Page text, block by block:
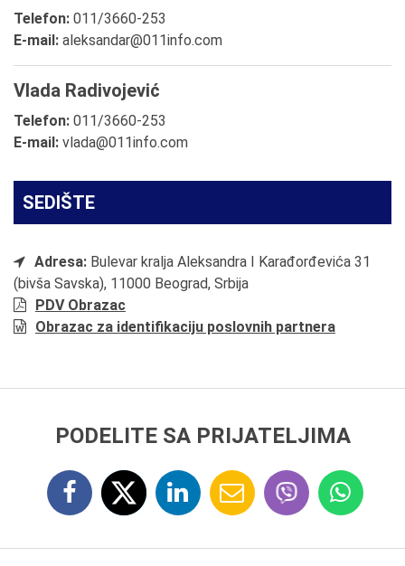
Telefon: 011/3660-253
E-mail: aleksandar@011info.com
Vlada Radivojević
Telefon: 011/3660-253
E-mail: vlada@011info.com
SEDIŠTE
Adresa: Bulevar kralja Aleksandra I Karađorđevića 31
(bivša Savska), 11000 Beograd, Srbija
PDV Obrazac
Obrazac za identifikaciju poslovnih partnera
PODELITE SA PRIJATELJIMA